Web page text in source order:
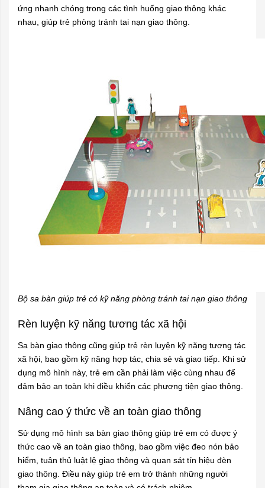
ứng nhanh chóng trong các tình huống giao thông khác
nhau, giúp trẻ phòng tránh tai nạn giao thông.
Bộ sa bàn giúp trẻ có kỹ năng phòng tránh tai nạn giao thông
Rèn luyện kỹ năng tương tác xã hội
Sa bàn giao thông cũng giúp trẻ rèn luyện kỹ năng tương tác
xã hội, bao gồm kỹ năng hợp tác, chia sẻ và giao tiếp. Khi sử
dụng mô hình này, trẻ em cần phải làm việc cùng nhau để
đảm bảo an toàn khi điều khiển các phương tiện giao thông.
Nâng cao ý thức về an toàn giao thông
Sử dụng mô hình sa bàn giao thông giúp trẻ em có được ý
thức cao về an toàn giao thông, bao gồm việc đeo nón bảo
hiểm, tuân thủ luật lệ giao thông và quan sát tín hiệu đèn
giao thông. Điều này giúp trẻ em trở thành những người